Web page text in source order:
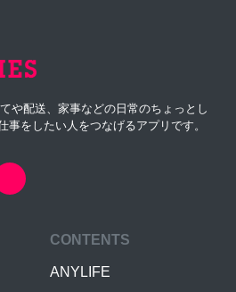
や配送、家事などの日常のちょっとし
事をしたい人をつなげるアプリです。
CONTENTS
ANYLIFE